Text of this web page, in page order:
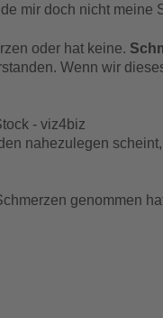
mir doch nicht meine
oder hat keine.
Wenn wir
nahezulegen
genommen